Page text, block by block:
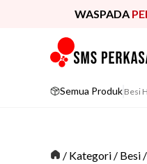
WASPADA
Semua Produk Besi
/ Kategori / Besi /